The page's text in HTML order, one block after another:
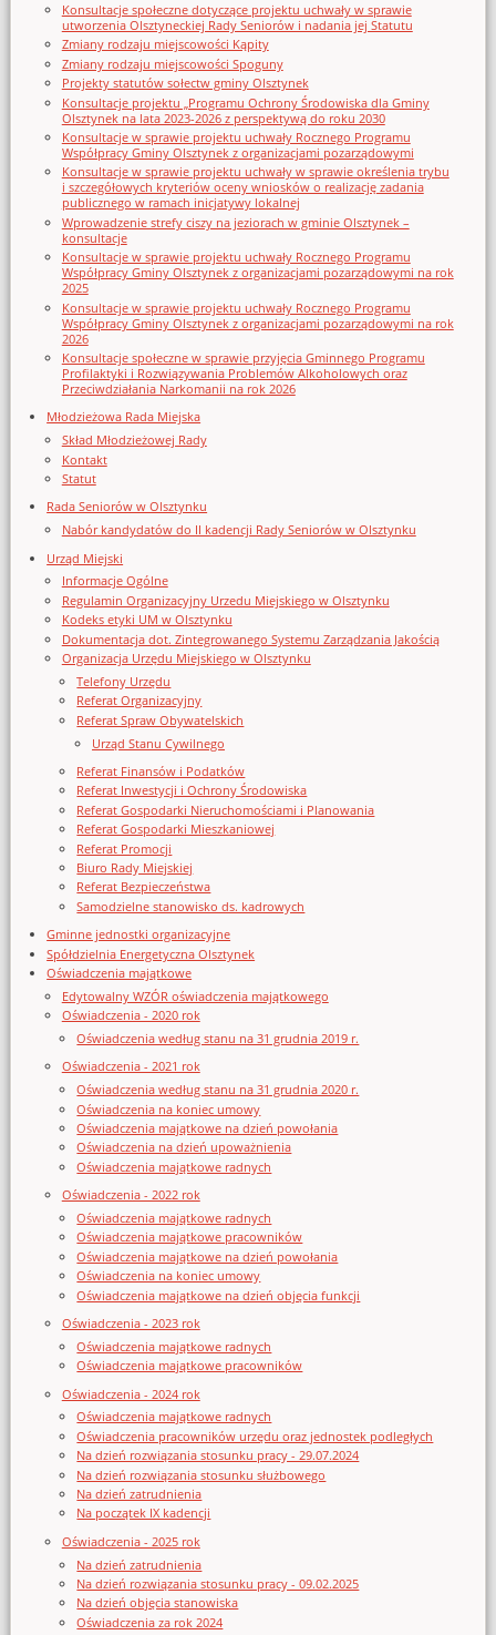
Konsultacje społeczne dotyczące projektu uchwały w sprawie
utworzenia Olsztyneckiej Rady Seniorów i nadania jej Statutu
Zmiany rodzaju miejscowości Kąpity
Zmiany rodzaju miejscowości Spoguny
Projekty statutów sołectw gminy Olsztynek
Konsultacje projektu „Programu Ochrony Środowiska dla Gminy
Olsztynek na lata 2023-2026 z perspektywą do roku 2030
Konsultacje w sprawie projektu uchwały Rocznego Programu
Współpracy Gminy Olsztynek z organizacjami pozarządowymi
Konsultacje w sprawie projektu uchwały w sprawie określenia trybu
i szczegółowych kryteriów oceny wniosków o realizację zadania
publicznego w ramach inicjatywy lokalnej
Wprowadzenie strefy ciszy na jeziorach w gminie Olsztynek –
konsultacje
Konsultacje w sprawie projektu uchwały Rocznego Programu
Współpracy Gminy Olsztynek z organizacjami pozarządowymi na rok
2025
Konsultacje w sprawie projektu uchwały Rocznego Programu
Współpracy Gminy Olsztynek z organizacjami pozarządowymi na rok
2026
Konsultacje społeczne w sprawie przyjęcia Gminnego Programu
Profilaktyki i Rozwiązywania Problemów Alkoholowych oraz
Przeciwdziałania Narkomanii na rok 2026
Młodzieżowa Rada Miejska
Skład Młodzieżowej Rady
Kontakt
Statut
Rada Seniorów w Olsztynku
Nabór kandydatów do II kadencji Rady Seniorów w Olsztynku
Urząd Miejski
Informacje Ogólne
Regulamin Organizacyjny Urzedu Miejskiego w Olsztynku
Kodeks etyki UM w Olsztynku
Dokumentacja dot. Zintegrowanego Systemu Zarządzania Jakością
Organizacja Urzędu Miejskiego w Olsztynku
Telefony Urzędu
Referat Organizacyjny
Referat Spraw Obywatelskich
Urząd Stanu Cywilnego
Referat Finansów i Podatków
Referat Inwestycji i Ochrony Środowiska
Referat Gospodarki Nieruchomościami i Planowania
Referat Gospodarki Mieszkaniowej
Referat Promocji
Biuro Rady Miejskiej
Referat Bezpieczeństwa
Samodzielne stanowisko ds. kadrowych
Gminne jednostki organizacyjne
Spółdzielnia Energetyczna Olsztynek
Oświadczenia majątkowe
Edytowalny WZÓR oświadczenia majątkowego
Oświadczenia - 2020 rok
Oświadczenia według stanu na 31 grudnia 2019 r.
Oświadczenia - 2021 rok
Oświadczenia według stanu na 31 grudnia 2020 r.
Oświadczenia na koniec umowy
Oświadczenia majątkowe na dzień powołania
Oświadczenia na dzień upoważnienia
Oświadczenia majątkowe radnych
Oświadczenia - 2022 rok
Oświadczenia majątkowe radnych
Oświadczenia majątkowe pracowników
Oświadczenia majątkowe na dzień powołania
Oświadczenia na koniec umowy
Oświadczenia majątkowe na dzień objęcia funkcji
Oświadczenia - 2023 rok
Oświadczenia majątkowe radnych
Oświadczenia majątkowe pracowników
Oświadczenia - 2024 rok
Oświadczenia majątkowe radnych
Oświadczenia pracowników urzędu oraz jednostek podległych
Na dzień rozwiązania stosunku pracy - 29.07.2024
Na dzień rozwiązania stosunku służbowego
Na dzień zatrudnienia
Na początek IX kadencji
Oświadczenia - 2025 rok
Na dzień zatrudnienia
Na dzień rozwiązania stosunku pracy - 09.02.2025
Na dzień objęcia stanowiska
Oświadczenia za rok 2024